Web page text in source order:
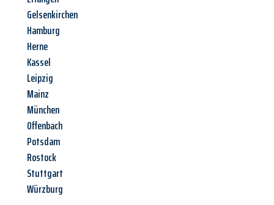
Gelsenkirchen
Hamburg
Herne
Kassel
Leipzig
Mainz
München
Offenbach
Potsdam
Rostock
Stuttgart
Würzburg